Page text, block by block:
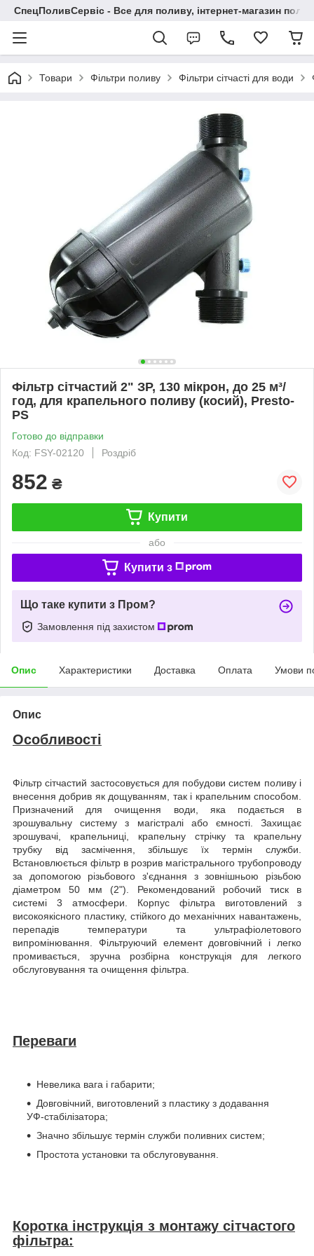
СпецПоливСервіс - Все для поливу, інтернет-магазин
Товари Фільтри поливу Фільтри сітчасті для води
Фільтр сітчастий 2" ЗР, 130 мікрон, до 25 м³/
год, для крапельного поливу (косий), Presto-
PS
Готово до відправки
Код: FSY-02120
Роздріб
852 ₴
Купити
або
Купити з
Що таке купити з Пром?
Замовлення під захистом
Опис Характеристики Доставка Оплата Умови
Опис
Особливості
Фільтр сітчастий застосовується для побудови систем поливу і
внесення добрив як дощуванням, так і крапельним способом.
Призначений для очищення води, яка подається в
зрошувальну систему з магістралі або ємності. Захищає
зрошувачі, крапельниці, крапельну стрічку та крапельну
трубку від засмічення, збільшує їх термін служби.
Встановлюється фільтр в розрив магістрального трубопроводу
за допомогою різьбового з'єднання з зовнішньою різьбою
діаметром 50 мм (2"). Рекомендований робочий тиск в
системі 3 атмосфери. Корпус фільтра виготовлений з
високоякісного пластику, стійкого до механічних навантажень,
перепадів температури та ультрафіолетового
випромінювання. Фільтруючий елемент довговічний і легко
промивається, зручна розбірна конструкція для легкого
обслуговування та очищення фільтра.
Переваги
Невелика вага і габарити;
Довговічний, виготовлений з пластику з додавання
УФ-стабілізатора;
Значно збільшує термін служби поливних систем;
Простота установки та обслуговування.
Коротка інструкція з монтажу сітчастого
фільтра: